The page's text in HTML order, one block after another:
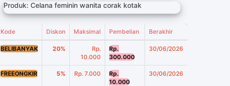
Produk: Celana feminin wanita corak kotak
Kode Diskon Maksimal Pembelian Berakhir
BELIBANYAK 20%
Rp.
10.000
Rp.
300.000
30/06/2026
FREEONGKIR 5% Rp. 7.000
Rp.
10.000
30/06/2026